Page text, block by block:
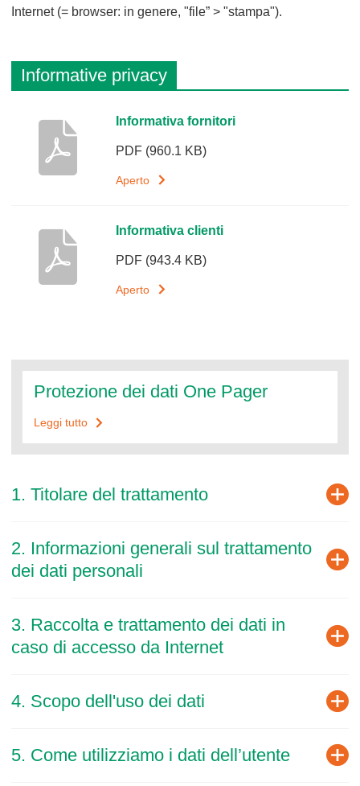
Internet (= browser: in genere, "file” > "stampa").
Informative privacy
D
s
c
z
i
n
o
e
o
i
n
Informativa fornitori
PDF (960.1 KB)
Aperto
Informativa clienti
PDF (943.4 KB)
Aperto
Protezione dei dati One Pager
Leggi tutto
1. Titolare del trattamento
2. Informazioni generali sul trattamento
dei dati personali
3. Raccolta e trattamento dei dati in
caso di accesso da Internet
4. Scopo dell'uso dei dati
5. Come utilizziamo i dati dell’utente